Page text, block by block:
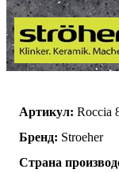
Артикул: Roccia
Бренд: Stroeher
Страна